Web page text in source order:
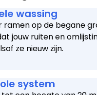
wassing
ramen op de begane
jouw ruiten en
ze nieuw zijn.
system